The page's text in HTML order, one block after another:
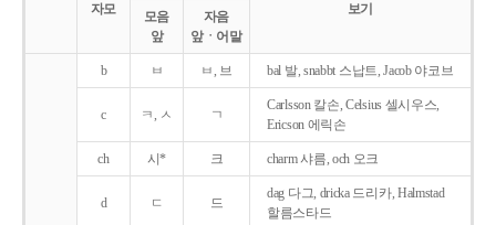
자모
보기
모음
앞
자음
앞ㆍ어말
b ㅂ ㅂ, 브 bal 발, snabbt 스납트, Jacob 야코브
c ㅋ, ㅅ ㄱ
Carlsson 칼손, Celsius 셀시우스,
Ericson 에릭손
ch 시* 크 charm 샤름, och 오크
d ㄷ 드
dag 다그, dricka 드리카, Halmstad
할름스타드